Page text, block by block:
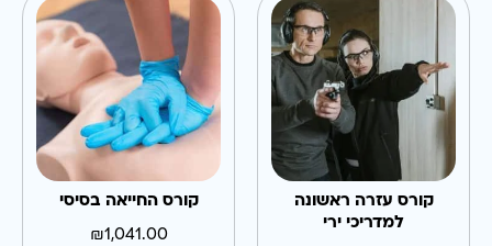
קורס עזרה ראשונה
למדריכי ירי
קורס החייאה בסיסי
₪1,041.00